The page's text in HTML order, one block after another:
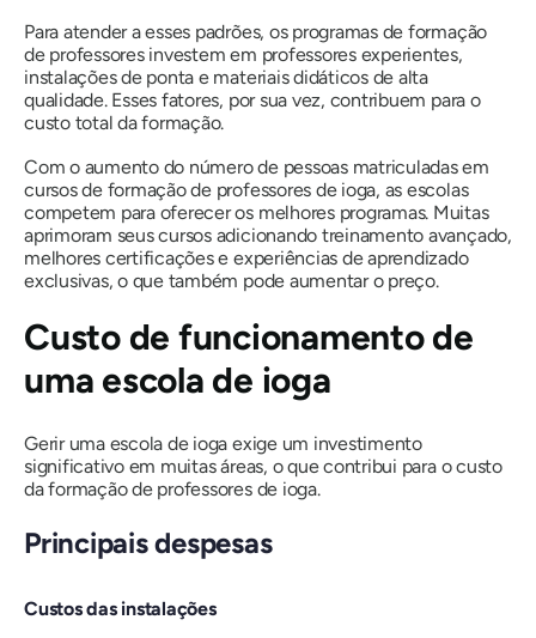
Para atender a esses padrões, os programas de formação
de professores investem em professores experientes,
instalações de ponta e materiais didáticos de alta
qualidade. Esses fatores, por sua vez, contribuem para o
custo total da formação.
Com o aumento do número de pessoas matriculadas em
cursos de formação de professores de ioga, as escolas
competem para oferecer os melhores programas. Muitas
aprimoram seus cursos adicionando treinamento avançado,
melhores certificações e experiências de aprendizado
exclusivas, o que também pode aumentar o preço.
Custo de funcionamento de
uma escola de ioga
Gerir uma escola de ioga exige um investimento
significativo em muitas áreas, o que contribui para o custo
da formação de professores de ioga.
Principais despesas
Custos das instalações